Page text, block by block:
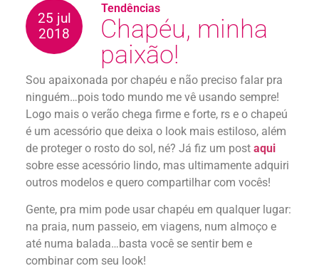
25 jul
2018
Tendências
Chapéu, minha
paixão!
Sou apaixonada por chapéu e não preciso falar pra
ninguém…pois todo mundo me vê usando sempre!
Logo mais o verão chega firme e forte, rs e o chapeú
é um acessório que deixa o look mais estiloso, além
de proteger o rosto do sol, né? Já fiz um post aqui
sobre esse acessório lindo, mas ultimamente adquiri
outros modelos e quero compartilhar com vocês!
Gente, pra mim pode usar chapéu em qualquer lugar:
na praia, num passeio, em viagens, num almoço e
até numa balada…basta você se sentir bem e
combinar com seu look!